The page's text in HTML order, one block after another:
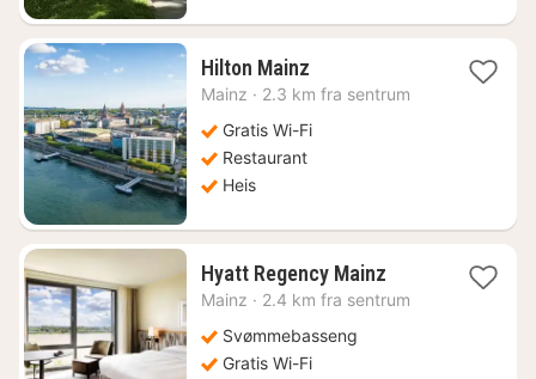
Hilton Mainz1
natt
1261
Mainz · 2.3 km fra sentrum
Gratis Wi-Fi
Restaurant
Heis
Hyatt Regency Mainz1
natt
Mainz · 2.4 km fra sentrum
Svømmebasseng
Gratis Wi-Fi